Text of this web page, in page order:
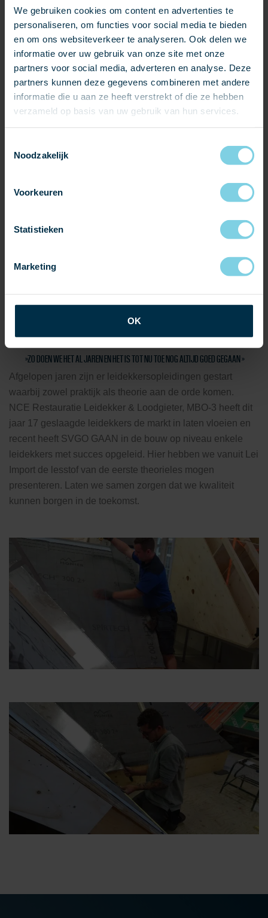
We gebruiken cookies om content en advertenties te
personaliseren, om functies voor social media te bieden
en om ons websiteverkeer te analyseren. Ook delen we
informatie over uw gebruik van onze site met onze
partners voor social media, adverteren en analyse. Deze
partners kunnen deze gegevens combineren met andere
informatie die u aan ze heeft verstrekt of die ze hebben
verzameld op basis van uw gebruik van hun services.
Noodzakelijk
Voorkeuren
Statistieken
Marketing
OK
Als we naar ons eigen vakgebied kijken dan speelt de
Opgebouwde kennis uit ervaring is een uitgangspunt, maar
een richtlijn bestaat waarin theoretisch toegelicht wordt
waar je per project op moet letten. Denk hierbij alleen al
Hellingshoek, windgebied en daklengte zijn maatgevend
hiervoor minimaal genomen dient te worden. Willen we
met zijn allen gaan voldoen aan de Wet Kwaliteitsborging,
We kunnen straks niet meer voortdrijven op de zin:
»ZO DOEN WE HET AL JAREN EN HET IS TOT NU TOE NOG ALTIJD GOED GEGAAN »
Afgelopen jaren zijn er leidekkersopleidingen gestart
waarbij zowel praktijk als theorie aan de orde komen.
NCE Restauratie Leidekker & Loodgieter, MBO-3 heeft dit
jaar 17 geslaagde leidekkers de markt in laten vloeien en
recent heeft SVGO GAAN in de bouw op niveau enkele
leidekkers met succes opgeleid. Hier hebben we vanuit Lei
Import de lesstof van de eerste theorieles mogen
presenteren. Laten we samen zorgen dat we kwaliteit
kunnen borgen in de toekomst.